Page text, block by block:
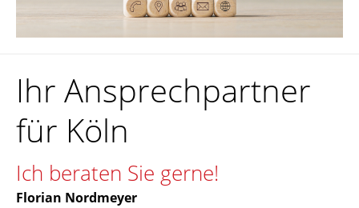
Ihr Ansprechpartner
für Köln
Ich beraten Sie gerne!
Florian Nordmeyer